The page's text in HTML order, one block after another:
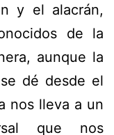
y el alacrán,
de la
aunque la
dé desde el
nos lleva a un
que nos